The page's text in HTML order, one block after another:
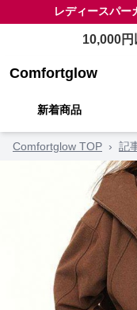
レディースパー
10,000円
Comfortglow
新着商品
Comfortglow TOP › 記